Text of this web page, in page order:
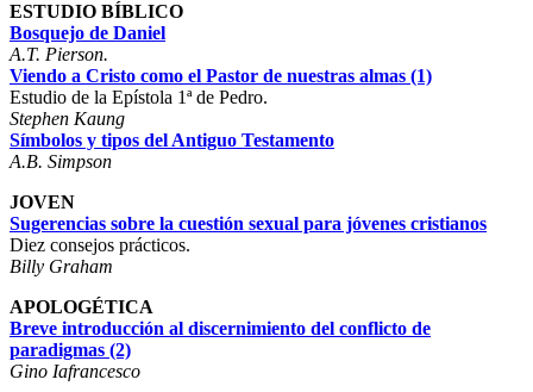
ESTUDIO BÍBLICO
Bosquejo de Daniel
A.T. Pierson.
Viendo a Cristo como el Pastor de nuestras almas (1)
Estudio de la Epístola 1ª de Pedro.
Stephen Kaung
Símbolos y tipos del Antiguo Testamento
A.B. Simpson
JOVEN
Sugerencias sobre la cuestión sexual para jóvenes cristianos
Diez consejos prácticos.
Billy Graham
APOLOGÉTICA
Breve introducción al discernimiento del conflicto de
paradigmas (2)
Gino Iafrancesco